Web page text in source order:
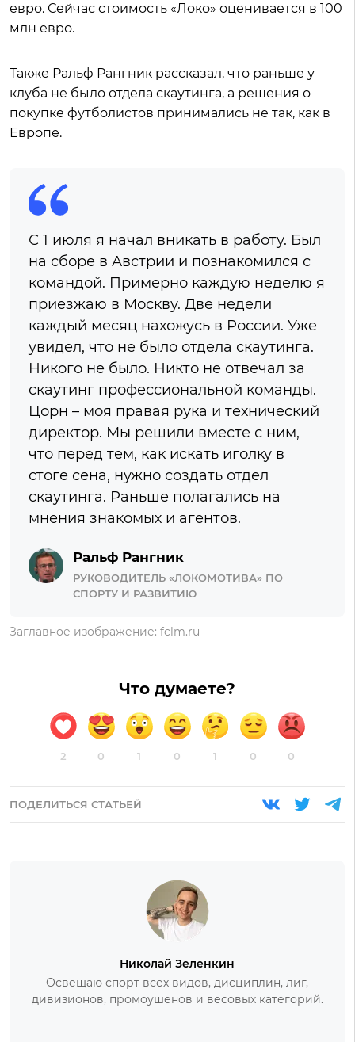
евро. Сейчас стоимость «Локо» оценивается в 100
млн евро.
Также Ральф Рангник рассказал, что раньше у
клуба не было отдела скаутинга, а решения о
покупке футболистов принимались не так, как в
Европе.
С 1 июля я начал вникать в работу. Был
на сборе в Австрии и познакомился с
командой. Примерно каждую неделю я
приезжаю в Москву. Две недели
каждый месяц нахожусь в России. Уже
увидел, что не было отдела скаутинга.
Никого не было. Никто не отвечал за
скаутинг профессиональной команды.
Цорн – моя правая рука и технический
директор. Мы решили вместе с ним,
что перед тем, как искать иголку в
стоге сена, нужно создать отдел
скаутинга. Раньше полагались на
мнения знакомых и агентов.
Ральф Рангник
РУКОВОДИТЕЛЬ «ЛОКОМОТИВА» ПО
СПОРТУ И РАЗВИТИЮ
Заглавное изображение: fclm.ru
Что думаете?
2 0 1 0 1 0 0
ПОДЕЛИТЬСЯ СТАТЬЕЙ
Николай Зеленкин
Освещаю спорт всех видов, дисциплин, лиг,
дивизионов, промоушенов и весовых категорий.